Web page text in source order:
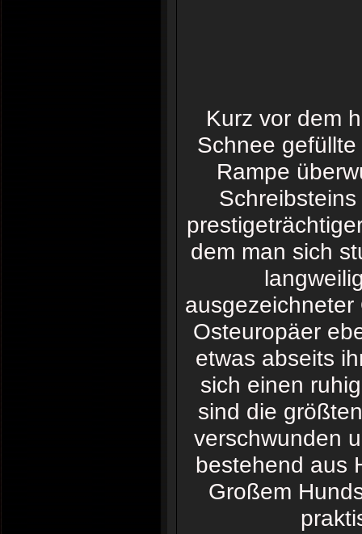
Kurz vor dem
Schnee
Rampe
dem man sich
Osteuropäer
etwas abseits
sich einen
sind die
verschwunden
bestehend aus
Großem